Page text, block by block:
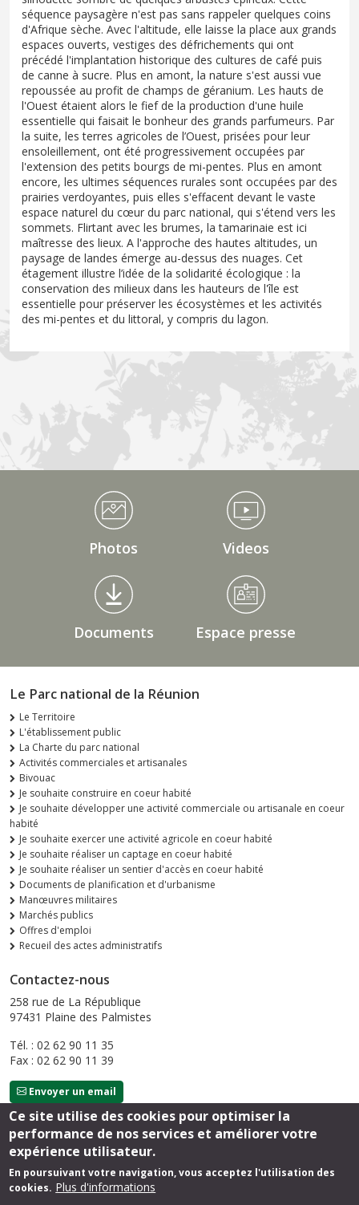
séquence paysagère n'est pas sans rappeler quelques coins
d'Afrique sèche. Avec l'altitude, elle laisse la place aux grands
espaces ouverts, vestiges des défrichements qui ont
précédé l'implantation historique des cultures de café puis
de canne à sucre. Plus en amont, la nature s'est aussi vue
repoussée au profit de champs de géranium. Les hauts de
l'Ouest étaient alors le fief de la production d'une huile
essentielle qui faisait le bonheur des grands parfumeurs. Par
la suite, les terres agricoles de l’Ouest, prisées pour leur
ensoleillement, ont été progressivement occupées par
l'extension des petits bourgs de mi-pentes. Plus en amont
encore, les ultimes séquences rurales sont occupées par des
prairies verdoyantes, puis elles s'effacent devant le vaste
espace naturel du cœur du parc national, qui s'étend vers les
sommets. Flirtant avec les brumes, la tamarinaie est ici
maîtresse des lieux. A l'approche des hautes altitudes, un
paysage de landes émerge au-dessus des nuages. Cet
étagement illustre l’idée de la solidarité écologique : la
conservation des milieux dans les hauteurs de l'île est
essentielle pour préserver les écosystèmes et les activités
des mi-pentes et du littoral, y compris du lagon.
Médiathèque Footer
Photos Videos
Documents Espace presse
Le Parc national de la Réunion
Le Territoire
L'établissement public
La Charte du parc national
Activités commerciales et artisanales
Bivouac
Je souhaite construire en coeur habité
Je souhaite développer une activité commerciale ou artisanale en coeur
habité
Je souhaite exercer une activité agricole en coeur habité
Je souhaite réaliser un captage en coeur habité
Je souhaite réaliser un sentier d'accès en coeur habité
Documents de planification et d'urbanisme
Manœuvres militaires
Marchés publics
Offres d'emploi
Recueil des actes administratifs
Contactez-nous
258 rue de La République
97431 Plaine des Palmistes
Tél. : 02 62 90 11 35
Fax : 02 62 90 11 39
Envoyer un email
Suivez-nous
Ce site utilise des cookies pour optimiser la
performance de nos services et améliorer votre
expérience utilisateur.
En poursuivant votre navigation, vous acceptez l'utilisation des
cookies. Plus d'informations